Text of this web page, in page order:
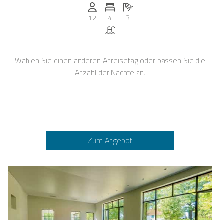
Anzahl der Personen: 12
12
Anzahl der Schlafzimmer: 4
4
Anzahl der Badezimmer: 3
3
Pool
Wählen Sie einen anderen Anreisetag oder passen Sie die
Anzahl der Nächte an.
Zum Angebot